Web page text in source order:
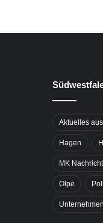
Aktuelles
Hagen
MK
Olpe
Unternehmen